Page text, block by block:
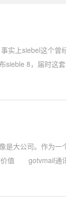
上siebel这个曾
sieble 8，届时这套
大公司。作为一
价值 gotvmail通